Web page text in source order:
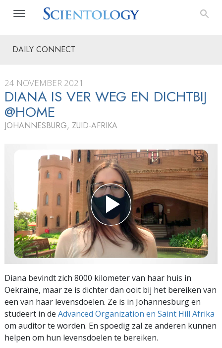
DAILY CONNECT
24 NOVEMBER 2021
DIANA IS VER WEG EN DICHTBIJ
@HOME
JOHANNESBURG, ZUID-AFRIKA
Diana bevindt zich 8000 kilometer van haar huis in
Oekraïne, maar ze is dichter dan ooit bij het bereiken van
een van haar levensdoelen. Ze is in Johannesburg en
studeert in de Advanced Organization en Saint Hill Afrika
om auditor te worden. En spoedig zal ze anderen kunnen
helpen om hun levensdoelen te bereiken.